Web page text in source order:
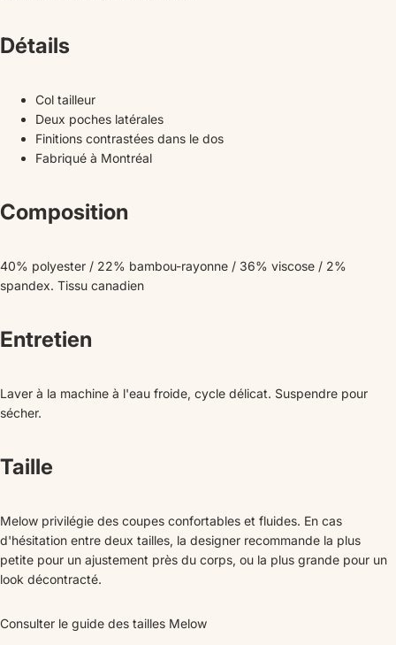
Détails
Col tailleur
Deux poches latérales
Finitions contrastées dans le dos
Fabriqué à Montréal
Composition
40% polyester / 22% bambou-rayonne / 36% viscose / 2%
spandex. Tissu canadien
Entretien
Laver à la machine à l'eau froide, cycle délicat. Suspendre pour
sécher.
Taille
Melow privilégie des coupes confortables et fluides. En cas
d'hésitation entre deux tailles, la designer recommande la plus
petite pour un ajustement près du corps, ou la plus grande pour un
look décontracté.
Consulter le guide des tailles Melow